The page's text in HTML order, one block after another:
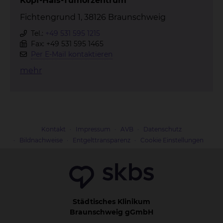
Fichtengrund 1, 38126 Braunschweig
Tel.: +49 531 595 1215
Fax: +49 531 595 1465
Per E-Mail kontaktieren
mehr
Kontakt Impressum AVB
Datenschutz
Bildnachweise
Entgelttransparenz Cookie Einstellungen
Städtisches Klinikum
Braunschweig gGmbH